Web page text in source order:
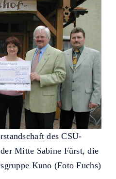
des CSU-
Mitte Sabine Fürst, die
Kuno (Foto Fuchs)